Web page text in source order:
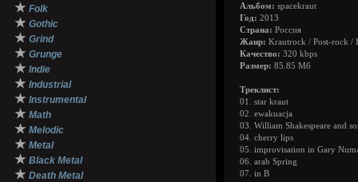
★ Folk
★ Gothic
★ Grind
★ Grunge
★ Indie
★ Industrial
★ Instrumental
★ Math
★ Melodic
★ Metal
★ Black Metal
★ Death Metal
Альбом: spacekraut
Год: 2013
Страна: Россия
Жанр: Krautrock / Post-rock /
Качество: 320 kbps
Размер: 85.85 Мб
Треклист:
01. star kraut
02. ewakuacja
03. William Shakespeare and
04. cherry lips
05. improvisation in Gary
06. arab Spring
07. in B